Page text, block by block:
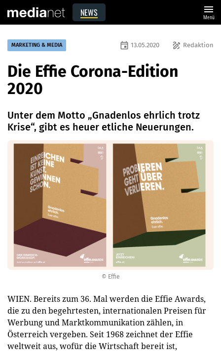
NEWS menu
Menü
© Effie
MARKETING & MEDIA draw Redaktion
event 13.05.2020
Die Effie Corona-Edition
2020
Unter dem Motto „Gnadenlos ehrlich trotz
Krise“, gibt es heuer etliche Neuerungen.
WIEN. Bereits zum 36. Mal werden die Effie Awards,
die zu den begehrtesten, internationalen Preisen für
Werbung und Marktkommunikation zählen, in
Österreich vergeben. Seit 1968 zeichnet der Effie
weltweit aus, wofür die Wirtschaft bereit ist,